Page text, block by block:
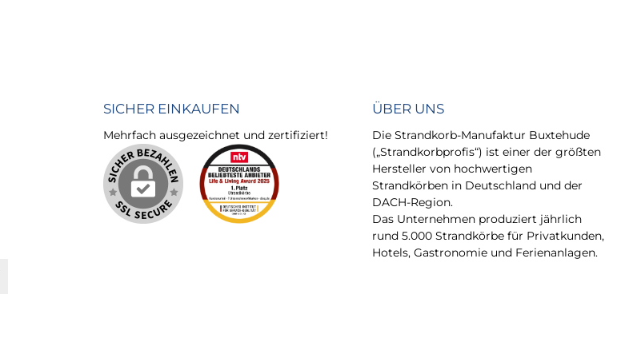
SICHER EINKAUFEN
Mehrfach ausgezeichnet und zertifiziert!
ÜBER UNS
Die Strandkorb-Manufaktur Buxtehude
(„Strandkorbprofis“) ist einer der größten
Hersteller von hochwertigen
Strandkörben in Deutschland und der
DACH-Region.
Das Unternehmen produziert jährlich
rund 5.000 Strandkörbe für Privatkunden,
Hotels, Gastronomie und Ferienanlagen.